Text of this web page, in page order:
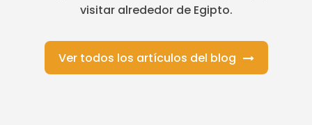
visitar alrededor de Egipto.
Ver todos los artículos del blog